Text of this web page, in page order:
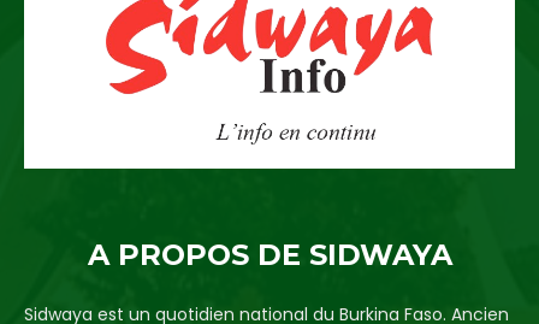
A PROPOS DE SIDWAYA
Sidwaya est un quotidien national du Burkina Faso. Ancien